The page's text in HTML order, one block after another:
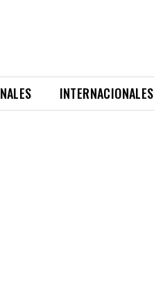
INTERNACIONALES